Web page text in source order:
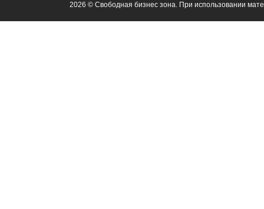
2026 © Свободная бизнес зона. При использовании